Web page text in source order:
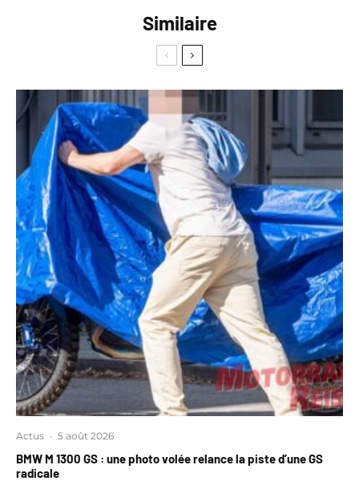
Similaire
Actus · 5 août 2026
BMW M 1300 GS : une photo volée relance la piste d’une GS
radicale